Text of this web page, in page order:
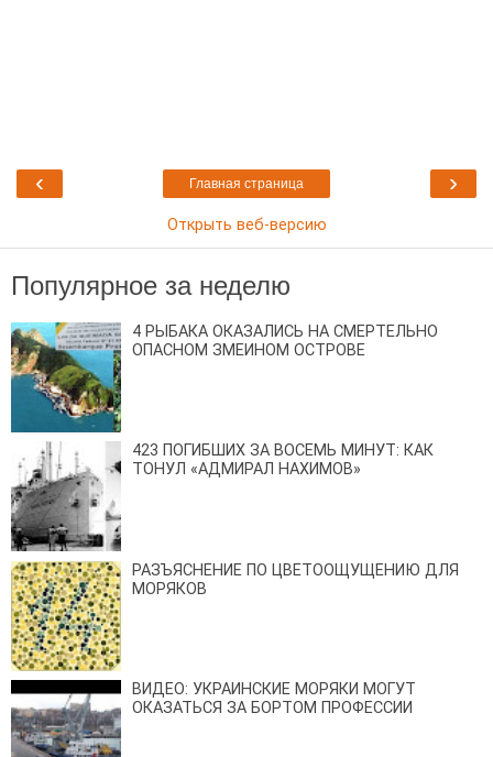
‹ ›
Главная страница
Открыть веб-версию
Популярное за неделю
4 РЫБАКА ОКАЗАЛИСЬ НА СМЕРТЕЛЬНО
ОПАСНОМ ЗМЕИНОМ ОСТРОВЕ
423 ПОГИБШИХ ЗА ВОСЕМЬ МИНУТ: КАК
ТОНУЛ «АДМИРАЛ НАХИМОВ»
РАЗЪЯСНЕНИЕ ПО ЦВЕТООЩУЩЕНИЮ ДЛЯ
МОРЯКОВ
ВИДЕО: УКРАИНСКИЕ МОРЯКИ МОГУТ
ОКАЗАТЬСЯ ЗА БОРТОМ ПРОФЕССИИ